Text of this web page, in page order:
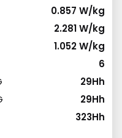
0.857 W/kg
2.281 W/kg
1.052 W/kg
6
29Hh
29Hh
323Hh